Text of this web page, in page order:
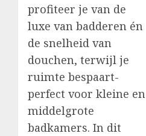
profiteer je van de
luxe van badderen én
de snelheid van
douchen, terwijl je
ruimte bespaart-
perfect voor kleine en
middelgrote
badkamers. In dit